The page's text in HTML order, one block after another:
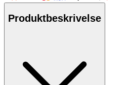
Produktbeskrivelse